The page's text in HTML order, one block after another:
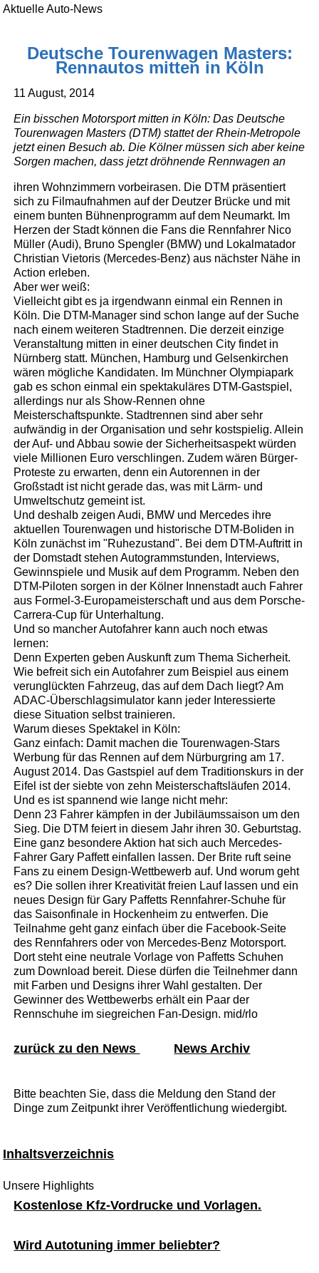
Aktuelle Auto-News
Deutsche Tourenwagen Masters:
Rennautos mitten in Köln
11 August, 2014
Ein bisschen Motorsport mitten in Köln: Das Deutsche
Tourenwagen Masters (DTM) stattet der Rhein-Metropole
jetzt einen Besuch ab. Die Kölner müssen sich aber keine
Sorgen machen, dass jetzt dröhnende Rennwagen an
ihren Wohnzimmern vorbeirasen. Die DTM präsentiert
sich zu Filmaufnahmen auf der Deutzer Brücke und mit
einem bunten Bühnenprogramm auf dem Neumarkt. Im
Herzen der Stadt können die Fans die Rennfahrer Nico
Müller (Audi), Bruno Spengler (BMW) und Lokalmatador
Christian Vietoris (Mercedes-Benz) aus nächster Nähe in
Action erleben.
Aber wer weiß:
Vielleicht gibt es ja irgendwann einmal ein Rennen in
Köln. Die DTM-Manager sind schon lange auf der Suche
nach einem weiteren Stadtrennen. Die derzeit einzige
Veranstaltung mitten in einer deutschen City findet in
Nürnberg statt. München, Hamburg und Gelsenkirchen
wären mögliche Kandidaten. Im Münchner Olympiapark
gab es schon einmal ein spektakuläres DTM-Gastspiel,
allerdings nur als Show-Rennen ohne
Meisterschaftspunkte. Stadtrennen sind aber sehr
aufwändig in der Organisation und sehr kostspielig. Allein
der Auf- und Abbau sowie der Sicherheitsaspekt würden
viele Millionen Euro verschlingen. Zudem wären Bürger-
Proteste zu erwarten, denn ein Autorennen in der
Großstadt ist nicht gerade das, was mit Lärm- und
Umweltschutz gemeint ist.
Und deshalb zeigen Audi, BMW und Mercedes ihre
aktuellen Tourenwagen und historische DTM-Boliden in
Köln zunächst im "Ruhezustand". Bei dem DTM-Auftritt in
der Domstadt stehen Autogrammstunden, Interviews,
Gewinnspiele und Musik auf dem Programm. Neben den
DTM-Piloten sorgen in der Kölner Innenstadt auch Fahrer
aus Formel-3-Europameisterschaft und aus dem Porsche-
Carrera-Cup für Unterhaltung.
Und so mancher Autofahrer kann auch noch etwas
lernen:
Denn Experten geben Auskunft zum Thema Sicherheit.
Wie befreit sich ein Autofahrer zum Beispiel aus einem
verunglückten Fahrzeug, das auf dem Dach liegt? Am
ADAC-Überschlagsimulator kann jeder Interessierte
diese Situation selbst trainieren.
Warum dieses Spektakel in Köln:
Ganz einfach: Damit machen die Tourenwagen-Stars
Werbung für das Rennen auf dem Nürburgring am 17.
August 2014. Das Gastspiel auf dem Traditionskurs in der
Eifel ist der siebte von zehn Meisterschaftsläufen 2014.
Und es ist spannend wie lange nicht mehr:
Denn 23 Fahrer kämpfen in der Jubiläumssaison um den
Sieg. Die DTM feiert in diesem Jahr ihren 30. Geburtstag.
Eine ganz besondere Aktion hat sich auch Mercedes-
Fahrer Gary Paffett einfallen lassen. Der Brite ruft seine
Fans zu einem Design-Wettbewerb auf. Und worum geht
es? Die sollen ihrer Kreativität freien Lauf lassen und ein
neues Design für Gary Paffetts Rennfahrer-Schuhe für
das Saisonfinale in Hockenheim zu entwerfen. Die
Teilnahme geht ganz einfach über die Facebook-Seite
des Rennfahrers oder von Mercedes-Benz Motorsport.
Dort steht eine neutrale Vorlage von Paffetts Schuhen
zum Download bereit. Diese dürfen die Teilnehmer dann
mit Farben und Designs ihrer Wahl gestalten. Der
Gewinner des Wettbewerbs erhält ein Paar der
Rennschuhe im siegreichen Fan-Design. mid/rlo
zurück zu den News News Archiv
Bitte beachten Sie, dass die Meldung den Stand der
Dinge zum Zeitpunkt ihrer Veröffentlichung wiedergibt.
Inhaltsverzeichnis
Unsere Highlights
Kostenlose Kfz-Vordrucke und Vorlagen.
Wird Autotuning immer beliebter?